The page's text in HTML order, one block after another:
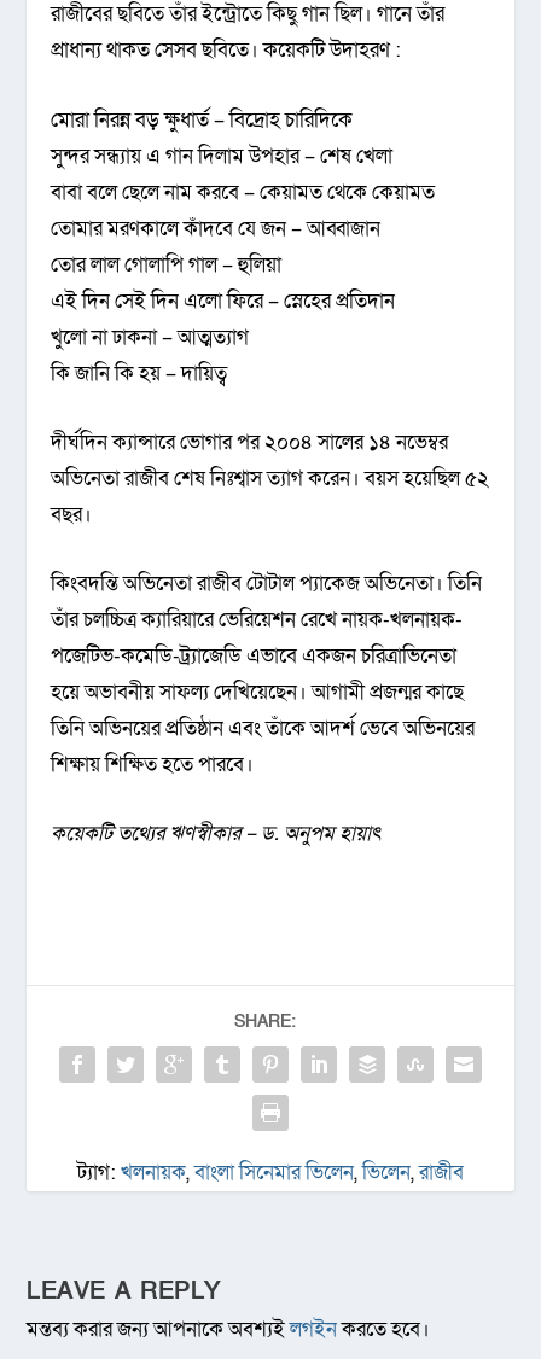
রাজীবের ছবিতে তাঁর ইন্ট্রোতে কিছু গান ছিল। গানে তাঁর
প্রাধান্য থাকত সেসব ছবিতে। কয়েকটি উদাহরণ :
মোরা নিরন্ন বড় ক্ষুধার্ত – বিদ্রোহ চারিদিকে
সুন্দর সন্ধ্যায় এ গান দিলাম উপহার – শেষ খেলা
বাবা বলে ছেলে নাম করবে – কেয়ামত থেকে কেয়ামত
তোমার মরণকালে কাঁদবে যে জন – আব্বাজান
তোর লাল গোলাপি গাল – হুলিয়া
এই দিন সেই দিন এলো ফিরে – স্নেহের প্রতিদান
খুলো না ঢাকনা – আত্মত্যাগ
কি জানি কি হয় – দায়িত্ব
দীর্ঘদিন ক্যান্সারে ভোগার পর ২০০৪ সালের ১৪ নভেম্বর
অভিনেতা রাজীব শেষ নিঃশ্বাস ত্যাগ করেন। বয়স হয়েছিল ৫২
বছর।
কিংবদন্তি অভিনেতা রাজীব টোটাল প্যাকেজ অভিনেতা। তিনি
তাঁর চলচ্চিত্র ক্যারিয়ারে ভেরিয়েশন রেখে নায়ক-খলনায়ক-
পজেটিভ-কমেডি-ট্র্যাজেডি এভাবে একজন চরিত্রাভিনেতা
হয়ে অভাবনীয় সাফল্য দেখিয়েছেন। আগামী প্রজন্মর কাছে
তিনি অভিনয়ের প্রতিষ্ঠান এবং তাঁকে আদর্শ ভেবে অভিনয়ের
শিক্ষায় শিক্ষিত হতে পারবে।
কয়েকটি তথ্যের ঋণস্বীকার – ড. অনুপম হায়াৎ
SHARE:
ট্যাগ: খলনায়ক,বাংলা সিনেমার ভিলেন,ভিলেন,রাজীব
LEAVE A REPLY
মন্তব্য করার জন্য আপনাকে অবশ্যইলগইনকরতে হবে।